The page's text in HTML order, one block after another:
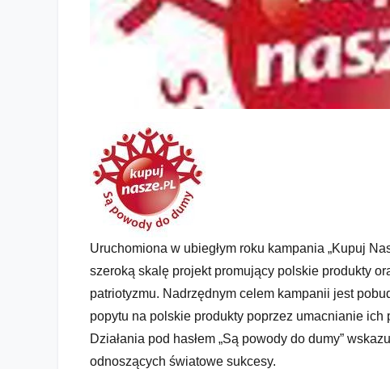
"Kupuj nasze". Są powody...
Uruchomiona w ubiegłym roku kampania „Kupuj
szeroką skalę projekt promujący polskie produkty
patriotyzmu. Nadrzędnym celem kampanii jest
popytu na polskie produkty poprzez umacnianie ich
Działania pod hasłem „Są powody do dumy”
odnoszących światowe sukcesy.